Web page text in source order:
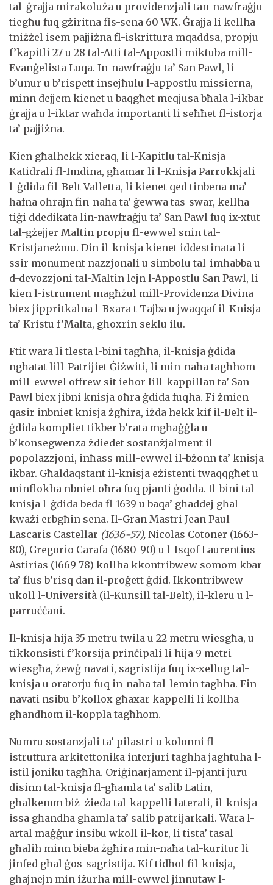
tal-ġrajja mirakoluża u providenzjali tan-nawfraġju
tiegħu fuq gżiritna fis-sena 60 WK. Ġrajja li kellha
tniżżel isem pajjiżna fl-iskrittura mqaddsa, propju
f’kapitli 27 u 28 tal-Atti tal-Appostli miktuba mill-
Evanġelista Luqa. In-nawfraġju ta’ San Pawl, li
b’unur u b’rispett insejħulu l-appostlu missierna,
minn dejjem kienet u baqgħet meqjusa bħala l-ikbar
ġrajja u l-iktar waħda importanti li seħħet fl-istorja
ta’ pajjiżna.
Kien għalhekk xieraq, li l-Kapitlu tal-Knisja
Katidrali fl-Imdina, għamar li l-Knisja Parrokkjali
l-ġdida fil-Belt Valletta, li kienet qed tinbena ma’
ħafna oħrajn fin-naħa ta’ ġewwa tas-swar, kellha
tiġi ddedikata lin-nawfraġju ta’ San Pawl fuq ix-xtut
tal-gżejjer Maltin propju fl-ewwel snin tal-
Kristjaneżmu. Din il-knisja kienet iddestinata li
ssir monument nazzjonali u simbolu tal-imħabba u
d-devozzjoni tal-Maltin lejn l-Appostlu San Pawl, li
kien l-istrument magħżul mill-Providenza Divina
biex jippritkalna l-Bxara t-Tajba u jwaqqaf il-Knisja
ta’ Kristu f’Malta, għoxrin seklu ilu.
Ftit wara li tlesta l-bini tagħha, il-knisja ġdida
ngħatat lill-Patrijiet Ġiżwiti, li min-naħa tagħhom
mill-ewwel offrew sit ieħor lill-kappillan ta’ San
Pawl biex jibni knisja oħra ġdida fuqha. Fi żmien
qasir inbniet knisja żgħira, iżda hekk kif il-Belt il-
ġdida kompliet tikber b’rata mgħaġġla u
b’konsegwenza żdiedet sostanżjalment il-
popolazzjoni, inħass mill-ewwel il-bżonn ta’ knisja
ikbar. Għaldaqstant il-knisja eżistenti twaqqgħet u
minflokha nbniet oħra fuq pjanti ġodda. Il-bini tal-
knisja l-ġdida beda fl-1639 u baqa’ għaddej għal
kważi erbgħin sena. Il-Gran Mastri Jean Paul
Lascaris Castellar (1636-57), Nicolas Cotoner (1663-
80), Gregorio Carafa (1680-90) u l-Isqof Laurentius
Astirias (1669-78) kollha kkontribwew somom kbar
ta’ flus b’risq dan il-proġett ġdid. Ikkontribwew
ukoll l-Università (il-Kunsill tal-Belt), il-kleru u l-
parruċċani.
Il-knisja hija 35 metru twila u 22 metru wiesgħa, u
tikkonsisti f’korsija prinċipali li hija 9 metri
wiesgħa, żewġ navati, sagristija fuq ix-xellug tal-
knisja u oratorju fuq in-naħa tal-lemin tagħha. Fin-
navati nsibu b’kollox għaxar kappelli li kollha
għandhom il-koppla tagħhom.
Numru sostanzjali ta’ pilastri u kolonni fl-
istruttura arkitettonika interjuri tagħha jagħtuha l-
istil joniku tagħha. Oriġinarjament il-pjanti juru
disinn tal-knisja fl-għamla ta’ salib Latin,
għalkemm biż-żieda tal-kappelli laterali, il-knisja
issa għandha għamla ta’ salib patrijarkali. Wara l-
artal maġġur insibu wkoll il-kor, li tista’ tasal
għalih minn bieba żgħira min-naħa tal-kuritur li
jinfed għal ġos-sagristija. Kif tidħol fil-knisja,
għajnejn min iżurha mill-ewwel jinnutaw l-